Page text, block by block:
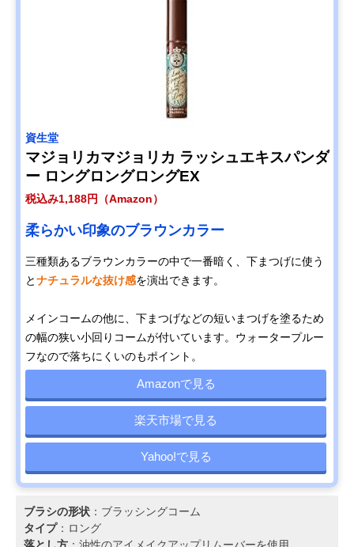
資生堂
マジョリカマジョリカ ラッシュエキスパンダ
ー ロングロングロングEX
税込み1,188円（Amazon）
柔らかい印象のブラウンカラー
三種類あるブラウンカラーの中で一番暗く、下まつげに使う
とナチュラルな抜け感を演出できます。
メインコームの他に、下まつげなどの短いまつげを塗るため
の幅の狭い小回りコームが付いています。ウォータープルー
フなので落ちにくいのもポイント。
Amazonで見る
楽天市場で見る
Yahoo!で見る
ブラシの形状 ：ブラッシングコーム
タイプ：ロング